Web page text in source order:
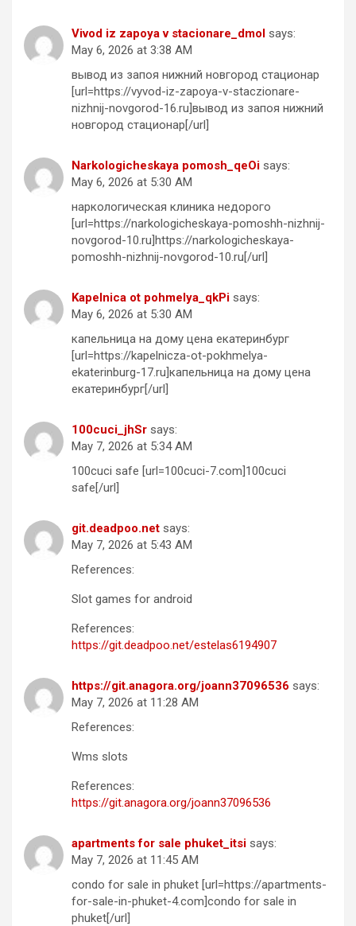
Vivod iz zapoya v stacionare_dmol says:
May 6, 2026 at 3:38 AM
вывод из запоя нижний новгород стационар
[url=https://vyvod-iz-zapoya-v-staczionare-
nizhnij-novgorod-16.ru]вывод из запоя нижний
новгород стационар[/url]
Narkologicheskaya pomosh_qeOi says:
May 6, 2026 at 5:30 AM
наркологическая клиника недорого
[url=https://narkologicheskaya-pomoshh-nizhnij-
novgorod-10.ru]https://narkologicheskaya-
pomoshh-nizhnij-novgorod-10.ru[/url]
Kapelnica ot pohmelya_qkPi says:
May 6, 2026 at 5:30 AM
капельница на дому цена екатеринбург
[url=https://kapelnicza-ot-pokhmelya-
ekaterinburg-17.ru]капельница на дому цена
екатеринбург[/url]
100cuci_jhSr says:
May 7, 2026 at 5:34 AM
100cuci safe [url=100cuci-7.com]100cuci
safe[/url]
git.deadpoo.net says:
May 7, 2026 at 5:43 AM
References:
Slot games for android
References:
https://git.deadpoo.net/estelas6194907
https://git.anagora.org/joann37096536 says:
May 7, 2026 at 11:28 AM
References:
Wms slots
References:
https://git.anagora.org/joann37096536
apartments for sale phuket_itsi says:
May 7, 2026 at 11:45 AM
condo for sale in phuket [url=https://apartments-
for-sale-in-phuket-4.com]condo for sale in
phuket[/url]